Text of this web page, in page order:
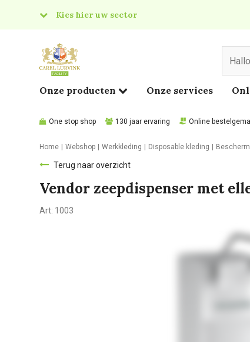
Kies hier uw sector
Food
Onze producten Onze services
One stop shop 130 jaar ervaring Online
Home Webshop Werkkleding Disposable kleding
Terug naar overzicht
Vendor zeepdispenser met
Art: 1003